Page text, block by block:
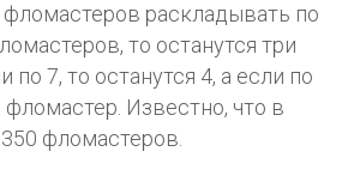
фломастеров раскладывать по
то останутся три
по 7, то останутся 4, а если по
фломастер. Известно, что в
фломастеров.